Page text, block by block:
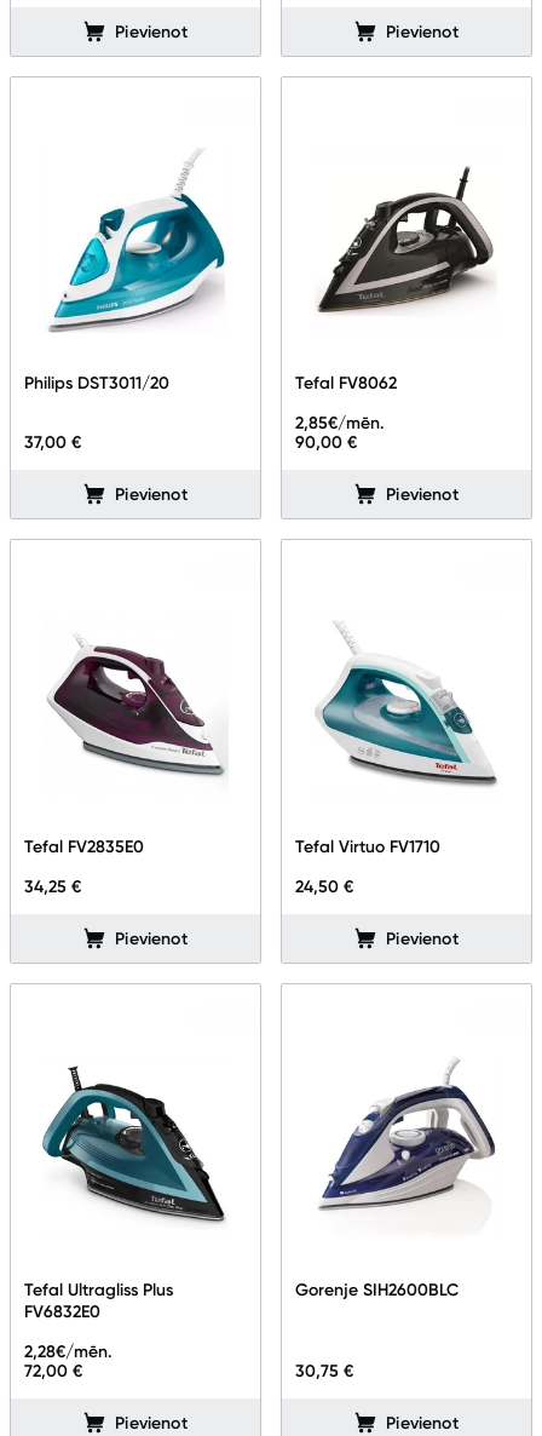
Pievienot Pievienot
Philips DST3011/20
37,00 €
Pievienot
Tefal FV8062
90,00 €
2,85€/mēn.
Pievienot
Tefal FV2835E0
34,25 €
Pievienot
Tefal Virtuo FV1710
24,50 €
Pievienot
Tefal Ultragliss Plus
FV6832E0
72,00 €
2,28€/mēn.
Pievienot
Gorenje SIH2600BLC
30,75 €
Pievienot